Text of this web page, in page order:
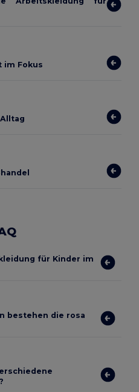
im Fokus
für Kinder im
bestehen die rosa